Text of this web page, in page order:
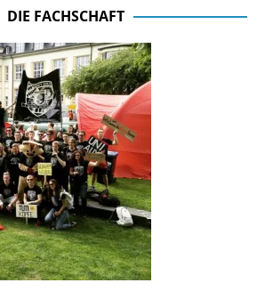
DIE FACHSCHAFT